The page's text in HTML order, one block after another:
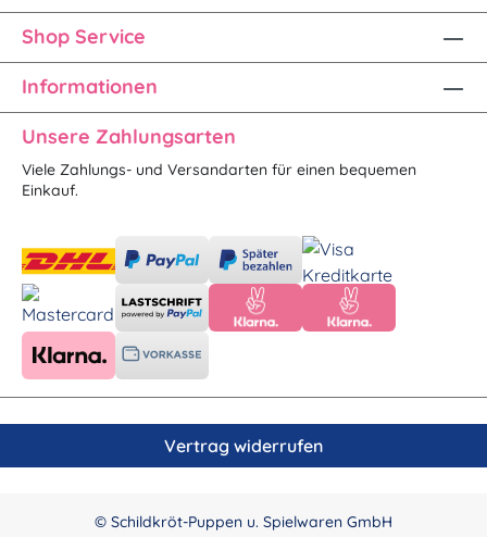
Shop Service
Informationen
Unsere Zahlungsarten
Viele Zahlungs- und Versandarten für einen bequemen
Einkauf.
Vertrag widerrufen
© Schildkröt-Puppen u. Spielwaren GmbH